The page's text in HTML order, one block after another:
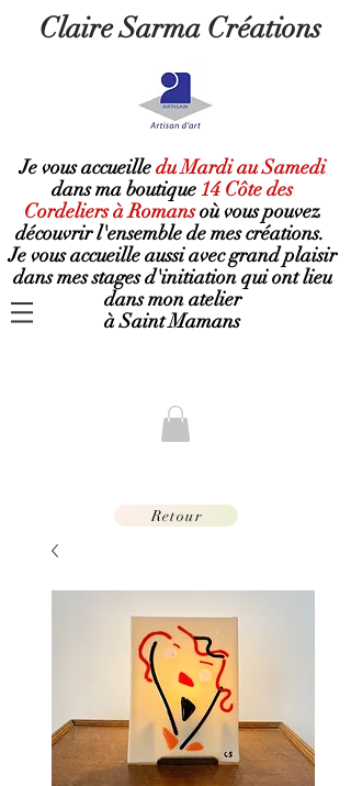
Claire Sarma Créations
Je vous accueilledu Mardi au Samedi
dans ma boutique14 Côte des
Cordeliers à Romansoùvous pouvez
découvrir l'ensemble de mes créations.
Je vous accueille aussi avec grand plaisir
dans mes stages d'initiation qui ont lieu
dans mon atelier
à Saint Mamans
Retour